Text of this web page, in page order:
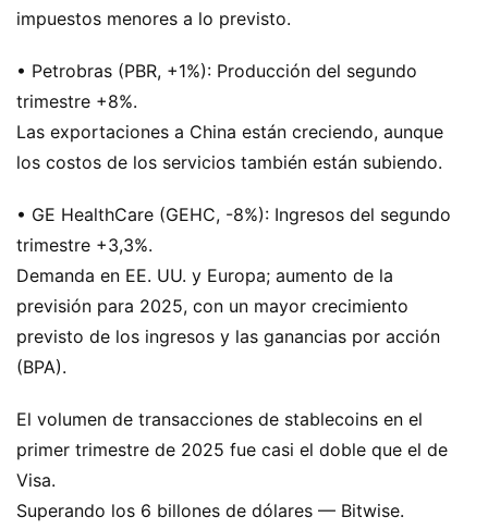
impuestos menores a lo previsto.
• Petrobras (PBR, +1%): Producción del segundo
trimestre +8%.
Las exportaciones a China están creciendo, aunque
los costos de los servicios también están subiendo.
• GE HealthCare (GEHC, -8%): Ingresos del segundo
trimestre +3,3%.
Demanda en EE. UU. y Europa; aumento de la
previsión para 2025, con un mayor crecimiento
previsto de los ingresos y las ganancias por acción
(BPA).
El volumen de transacciones de stablecoins en el
primer trimestre de 2025 fue casi el doble que el de
Visa.
Superando los 6 billones de dólares — Bitwise.